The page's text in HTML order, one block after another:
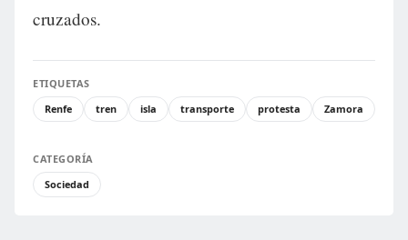
cruzados.
ETIQUETAS
Renfe
tren isla transporte protesta Zamora
CATEGORÍA
Sociedad